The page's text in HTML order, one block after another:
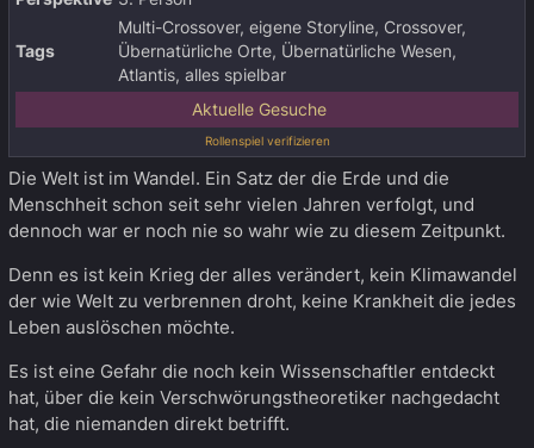
Tags
Multi-Crossover, eigene Storyline, Crossover,
Übernatürliche Orte, Übernatürliche Wesen,
Atlantis, alles spielbar
Aktuelle Gesuche
Rollenspiel verifizieren
Die Welt ist im Wandel. Ein Satz der die Erde und die
Menschheit schon seit sehr vielen Jahren verfolgt, und
dennoch war er noch nie so wahr wie zu diesem Zeitpunkt.
Denn es ist kein Krieg der alles verändert, kein Klimawandel
der wie Welt zu verbrennen droht, keine Krankheit die jedes
Leben auslöschen möchte.
Es ist eine Gefahr die noch kein Wissenschaftler entdeckt
hat, über die kein Verschwörungstheoretiker nachgedacht
hat, die niemanden direkt betrifft.